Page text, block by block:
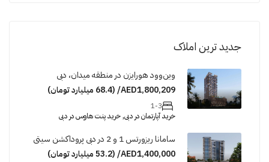
جدید ترین املاک
وین‌وود هورایزن در منطقه میدان، دبی
AED1,800,209/ (68.4 میلیارد تومان)
1-3
خرید آپارتمان در دبی, خرید پنت هاوس در دبی
سامانا ریزورتس 1 و 2 در دبی پروداکشن سیتی
AED1,400,000/ (53.2 میلیارد تومان)